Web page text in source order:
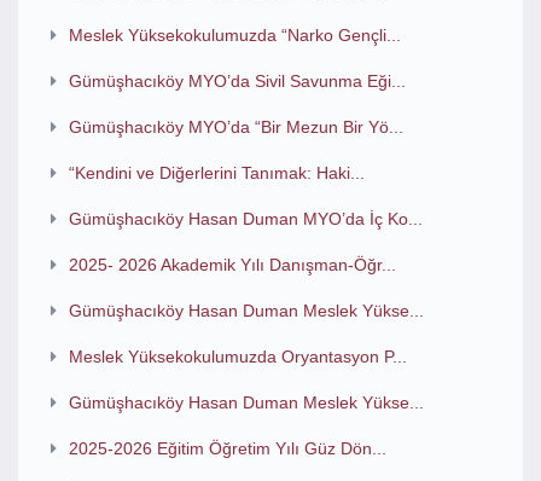
Meslek Yüksekokulumuzda “Narko Gençli...
Gümüşhacıköy MYO’da Sivil Savunma Eği...
Gümüşhacıköy MYO’da “Bir Mezun Bir Yö...
“Kendini ve Diğerlerini Tanımak: Haki...
Gümüşhacıköy Hasan Duman MYO’da İç Ko...
2025- 2026 Akademik Yılı Danışman-Öğr...
Gümüşhacıköy Hasan Duman Meslek Yükse...
Meslek Yüksekokulumuzda Oryantasyon P...
Gümüşhacıköy Hasan Duman Meslek Yükse...
2025-2026 Eğitim Öğretim Yılı Güz Dön...